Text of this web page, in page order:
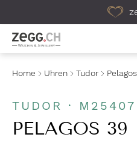
Home Uhren Tudor Pelagos
TUDOR ·
PELAGOS 39